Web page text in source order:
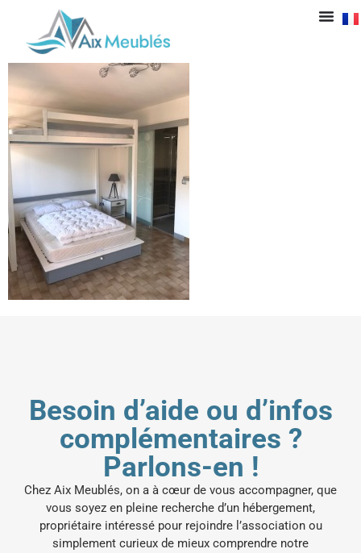
Lit 2 personnes
Besoin d’aide ou d’infos
complémentaires ?
Parlons-en !
Chez Aix Meublés, on a à cœur de vous accompagner, que
vous soyez en pleine recherche d’un hébergement,
propriétaire intéressé pour rejoindre l’association ou
simplement curieux de mieux comprendre notre